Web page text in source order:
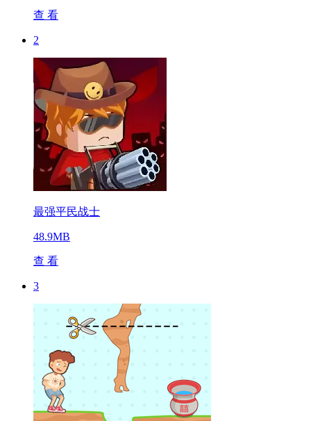
查 看
2
最强平民战士
48.9MB
查 看
3